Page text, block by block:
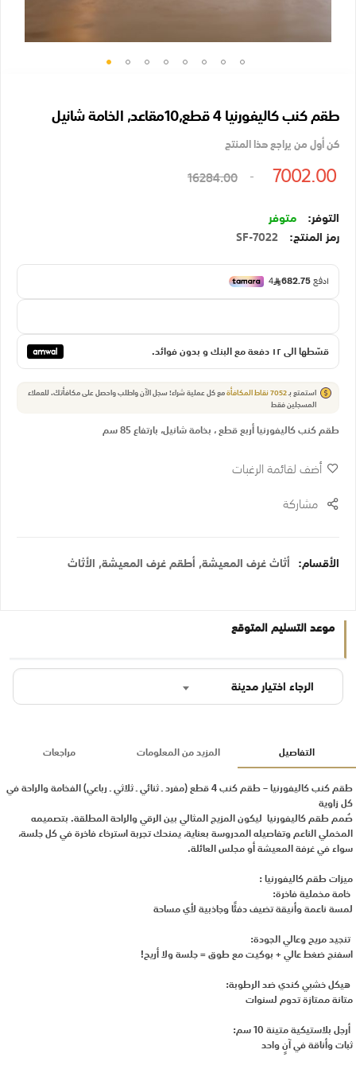
بداية
معرض
طقم كنب كاليفورنيا 4 قطع,10مقاعد, الخامة شانيل
كن أول من يراجع هذا المنتج
7002.00
16284.00
متوفر
رمز المنتج
SF-7022
قسّطها الي ١٢ دفعة مع البنك و بدون فوائد.
استمتع بـ7052نقاط المكافأةمع كل عملية شراء! سجل الآن واطلب واحصل على مكافأتك.للعملاء
المسجلين فقط
طقم كنب كاليفورنيا أربع قطع ، بخامة شانيل، بارتفاع 85 سم
أضف لقائمة الرغبات
مشاركة
الأقسام: أثاث غرف المعيشة,أطقم غرف المعيشة,الأثاث
موعد التسليم المتوقع
الرجاء اختيار مدينة
التفاصيل
طقم كنب كاليفورنيا – طقم كنب 4 قطع (مفرد ـ ثنائي ـ ثلاثي ـ رباعي) الفخامة والراحة في
كل زاوية
صُمم طقم كاليفورنيا ليكون المزيج المثالي بين الرقي والراحة المطلقة. بتصميمه
المخملي الناعم وتفاصيله المدروسة بعناية، يمنحك تجربة استرخاء فاخرة في كل جلسة،
سواء في غرفة المعيشة أو مجلس العائلة.
ميزات طقم كاليفورنيا :
خامة مخملية فاخرة:
لمسة ناعمة وأنيقة تضيف دفئًا وجاذبية لأي مساحة
تنجيد مريح وعالي الجودة:
اسفنج ضغط عالي + بوكيت مع طوق = جلسة ولا أريح!
هيكل خشبي كندي ضد الرطوبة:
متانة ممتازة تدوم لسنوات
أرجل بلاستيكية متينة 10 سم:
ثبات وأناقة في آنٍ واحد
المزيد من المعلومات مراجعات